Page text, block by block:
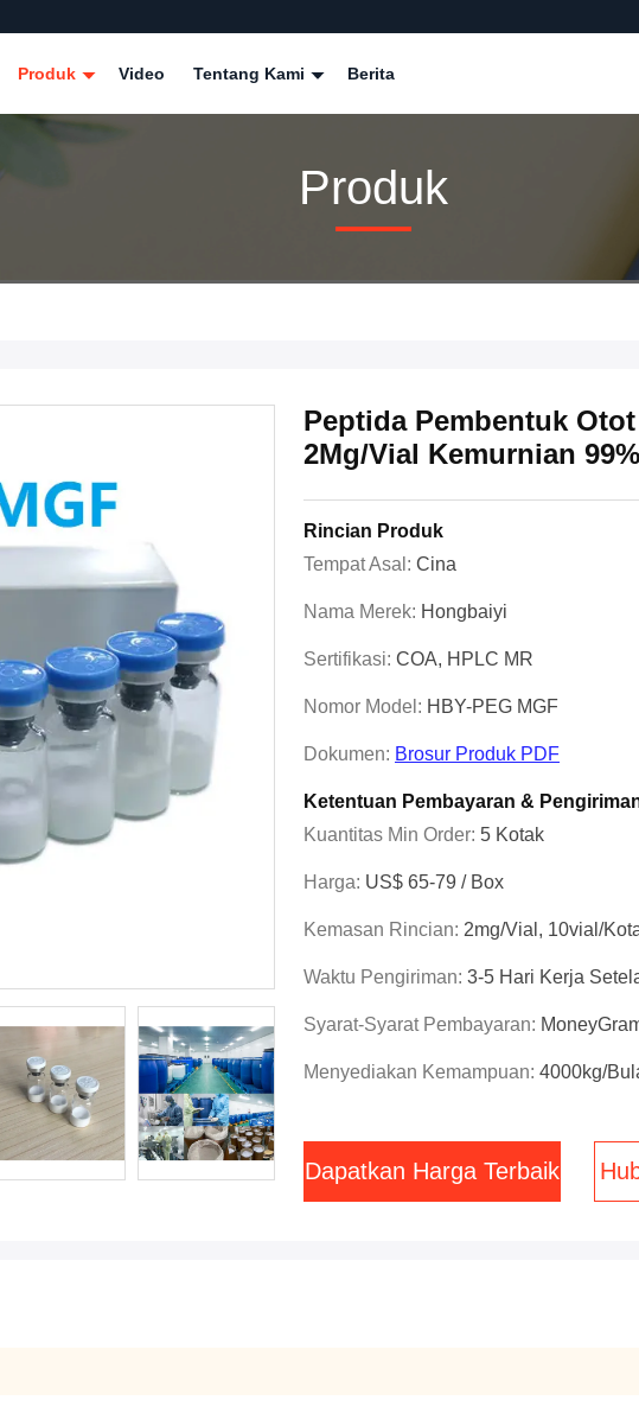
Produk Video Tentang Kami Berita
Produk
Peptida Pembentuk
2Mg/Vial Kemurnian 99%
Rincian Produk
Tempat Asal: Cina
Nama Merek: Hongbaiyi
Sertifikasi: COA, HPLC MR
Nomor Model: HBY-PEG MGF
Dokumen: Brosur Produk PDF
Ketentuan Pembayaran &
Kuantitas Min Order: 5 Kotak
Harga: US$ 65-79 / Box
Kemasan Rincian: 2mg/vial, 10vial/
Waktu Pengiriman: 3-5 Hari Kerja
Syarat-Syarat Pembayaran:
Menyediakan Kemampuan: 4000kg/
Dapatkan Harga Terbaik